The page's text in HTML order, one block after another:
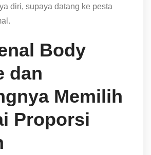
diri, supaya datang ke pesta
Body
dan
Memilih
Proporsi